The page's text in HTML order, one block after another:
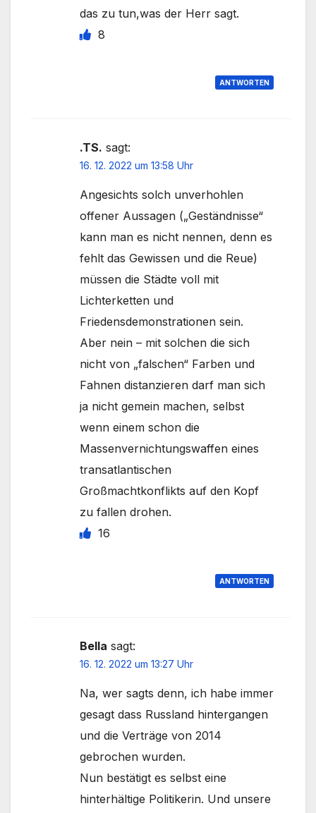
das zu tun,was der Herr sagt.
8
ANTWORTEN
.TS. sagt:
16. 12. 2022 um 13:58 Uhr
Angesichts solch unverhohlen
offener Aussagen („Geständnisse“
kann man es nicht nennen, denn es
fehlt das Gewissen und die Reue)
müssen die Städte voll mit
Lichterketten und
Friedensdemonstrationen sein.
Aber nein – mit solchen die sich
nicht von „falschen“ Farben und
Fahnen distanzieren darf man sich
ja nicht gemein machen, selbst
wenn einem schon die
Massenvernichtungswaffen eines
transatlantischen
Großmachtkonflikts auf den Kopf
zu fallen drohen.
16
ANTWORTEN
Bella sagt:
16. 12. 2022 um 13:27 Uhr
Na, wer sagts denn, ich habe immer
gesagt dass Russland hintergangen
und die Verträge von 2014
gebrochen wurden.
Nun bestätigt es selbst eine
hinterhältige Politikerin. Und unsere